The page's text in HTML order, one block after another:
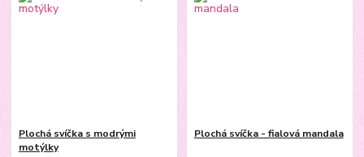
Plochá svíčka s modrými
motýlky
Plochá svíčka - fialová mandala